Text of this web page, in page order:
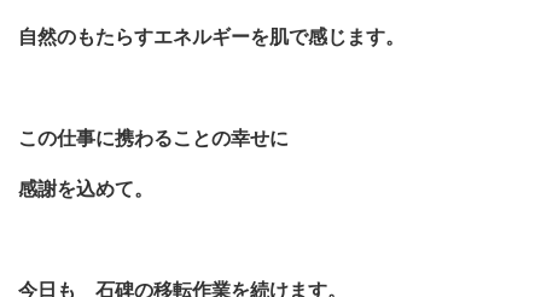
自然のもたらすエネルギーを肌で感じます。
この仕事に携わることの幸せに
感謝を込めて。
今日も 石碑の移転作業を続けます。